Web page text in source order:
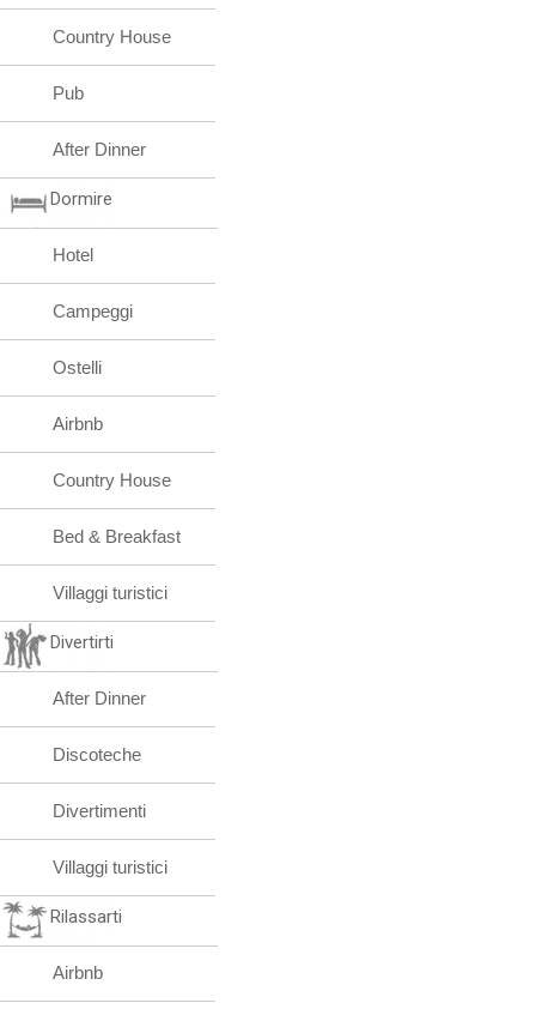
Country House
Pub
After Dinner
Dormire
Hotel
Campeggi
Ostelli
Airbnb
Country House
Bed & Breakfast
Villaggi turistici
Divertirti
After Dinner
Discoteche
Divertimenti
Villaggi turistici
Rilassarti
Airbnb